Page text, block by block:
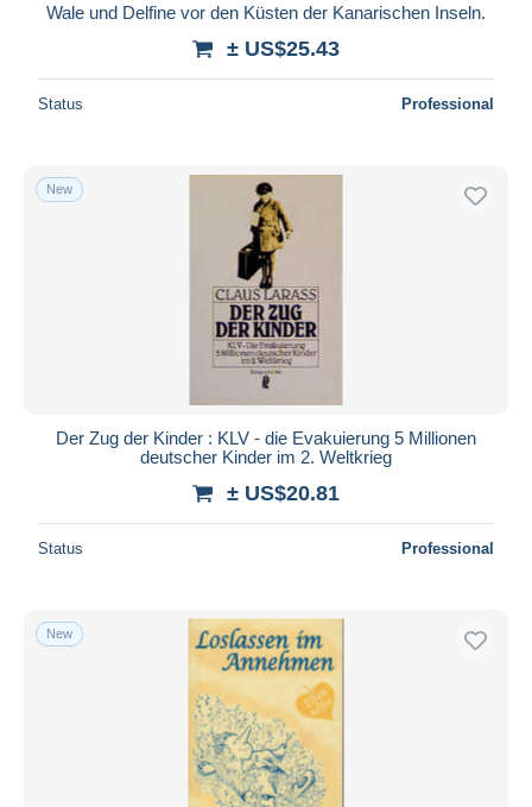
Wale und Delfine vor den Küsten der Kanarischen Inseln.
± US$25.43
Status Professional
New
Der Zug der Kinder : KLV - die Evakuierung 5 Millionen
deutscher Kinder im 2. Weltkrieg
± US$20.81
Status Professional
New